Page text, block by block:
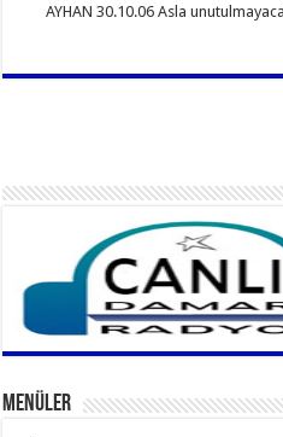
AYHAN 30.10.06 Asla
Menüler